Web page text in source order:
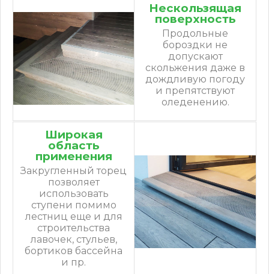
Нескользящая
поверхность
Продольные
бороздки не
допускают
скольжения даже в
дождливую погоду
и препятствуют
оледенению.
Широкая
область
применения
Закругленный торец
позволяет
использовать
ступени помимо
лестниц еще и для
строительства
лавочек, стульев,
бортиков бассейна
и пр.